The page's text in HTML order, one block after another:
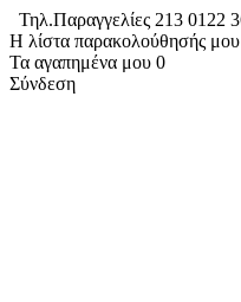
Τηλ.Παραγγελίες 213 0122
Η λίστα παρακολούθησής μου
Τα αγαπημένα μου 0
Σύνδεση